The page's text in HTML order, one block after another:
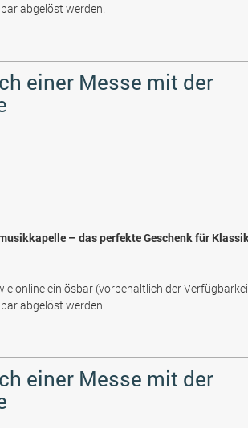
abgelöst werden.
einer Messe mit der
– das perfekte Geschenk für
online einlösbar (vorbehaltlich der
abgelöst werden.
einer Messe mit der